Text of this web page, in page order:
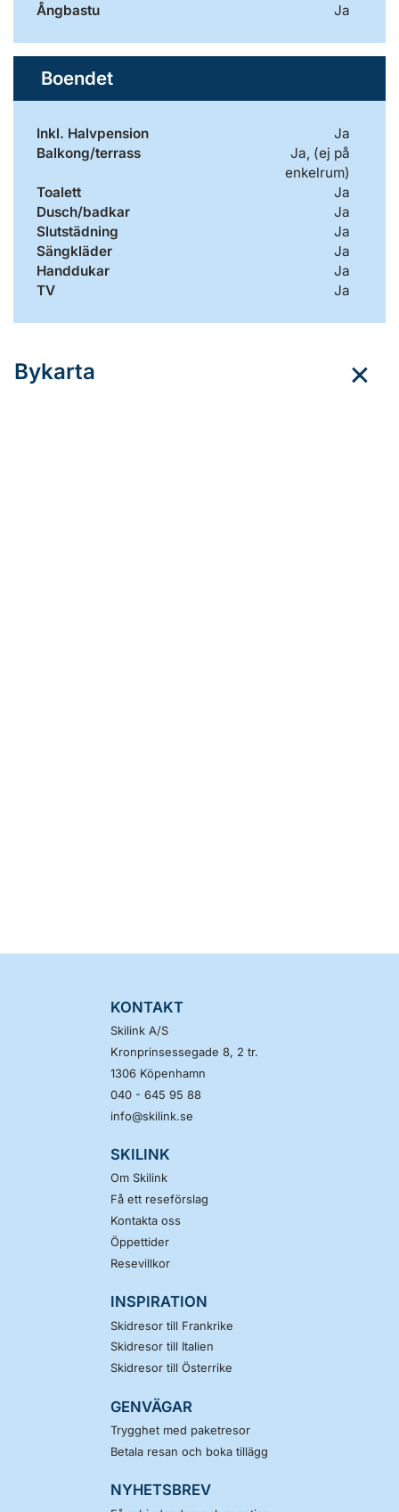
Ångbastu
Ja
Boendet
Inkl. Halvpension
Ja
Balkong/terrass
Ja, (ej på
enkelrum)
Toalett
Ja
Dusch/badkar
Ja
Slutstädning
Ja
Sängkläder
Ja
Handdukar
Ja
TV
Ja
Bykarta
KONTAKT
Skilink A/S
Kronprinsessegade 8, 2 tr.
1306 Köpenhamn
040 - 645 95 88
info@skilink.se
SKILINK
Om Skilink
Få ett reseförslag
Kontakta oss
Öppettider
Resevillkor
INSPIRATION
Skidresor till Frankrike
Skidresor till Italien
Skidresor till Österrike
GENVÄGAR
Trygghet med paketresor
Betala resan och boka tillägg
NYHETSBREV